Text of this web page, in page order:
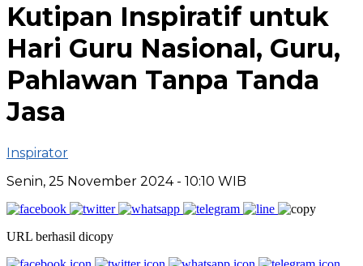
Kutipan Inspiratif untuk
Hari Guru Nasional, Guru,
Pahlawan Tanpa Tanda
Jasa
Inspirator
Senin, 25 November 2024 - 10:10 WIB
URL berhasil dicopy